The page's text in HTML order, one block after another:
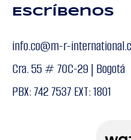
Escríbenos
info.co@m-r-
Cra. 55 # 70C-29 | Bogotá
PBX: 742 7537 EXT: 1801